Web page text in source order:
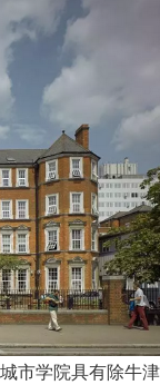
市学院具有除牛津